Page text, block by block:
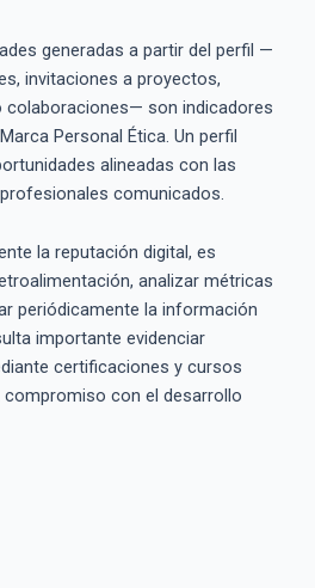
generadas a partir del perfil —
invitaciones a proyectos,
son indicadores
Personal Ética. Un perfil
alineadas con las
comunicados.
la reputación digital, es
analizar métricas
periódicamente la información
importante evidenciar
certificaciones y cursos
compromiso con el desarrollo